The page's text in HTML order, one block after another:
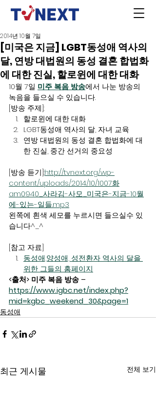
[미국은 지금] LGBT동성애 역사의
달, 연방 대법원의 동성 결혼 합법화
에 대한 진실, 할로윈에 대한 대화
2014년 10월 7일
10월 7일 미주 복음 방송에서 나눈 방송의
녹음을 들으실 수 있습니다.
[방송 주제]:
할로윈에 대한 대화
LGBT동성애 역사의 달, 자녀 교육
연방 대법원의 동성 결혼 합법화에 대
한 진실, 중간 선거의 중요성
[방송 듣기]:http://tvnext.org/wp-
content/uploads/2014/10/1007화
am0940_사라김-사모_미국은-지금-10월
에-있는-일들.mp3
왼쪽에 흰색 세모를 누르시면 들으실수 있
습니다^_^
[참고 자료]
동성애,양성애, 성전환자 역사의 달을
위한 그들의 홈페이지
<출처> 미주 복음 방송 –
https://www.igbc.net/index.php?
mid=kgbc_weekend_30&page=1
동성애
최근 게시물 전체 보기